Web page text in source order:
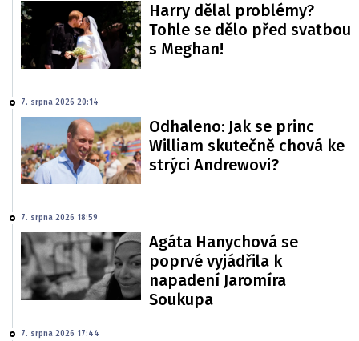
Harry dělal problémy?
Tohle se dělo před svatbou
s Meghan!
7. srpna 2026 20:14
Odhaleno: Jak se princ
William skutečně chová ke
strýci Andrewovi?
7. srpna 2026 18:59
Agáta Hanychová se
poprvé vyjádřila k
napadení Jaromíra
Soukupa
7. srpna 2026 17:44